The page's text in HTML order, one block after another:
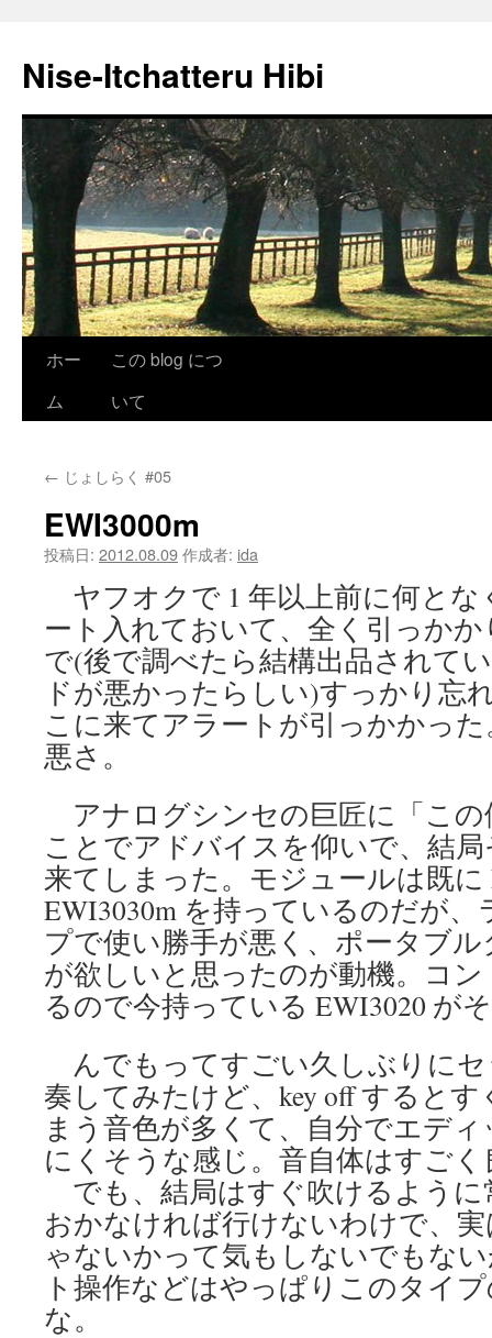
Nise-Itchatteru Hibi
ン
へ
キ
ホー
ム
この blog につ
いて
← じょしらく #05
EWI3000m
投稿日: 2012.08.09作成者: ida
ヤフオクで 1 年以上前に何と
ート入れておいて、全く引っか
で(後で調べたら結構出品されて
ドが悪かったらしい)すっかり忘
こに来てアラートが引っかかっ
悪さ。
アナログシンセの巨匠に「この
ことでアドバイスを仰いで、結
来てしまった。モジュールは既に
EWI3030m を持っているのだが
プで使い勝手が悪く、ポータブル
が欲しいと思ったのが動機。コ
るので今持っている EWI3020 が
んでもってすごい久しぶりに
奏してみたけど、key off すると
まう音色が多くて、自分でエデ
にくそうな感じ。音自体はすご
でも、結局はすぐ吹けるように
おかなければ行けないわけで、
ゃないかって気もしないでもな
ト操作などはやっぱりこのタイ
な。